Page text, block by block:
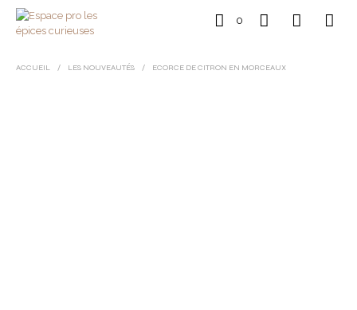
0
ACCUEIL / LES NOUVEAUTÉS / ECORCE DE CITRON EN MORCEAUX